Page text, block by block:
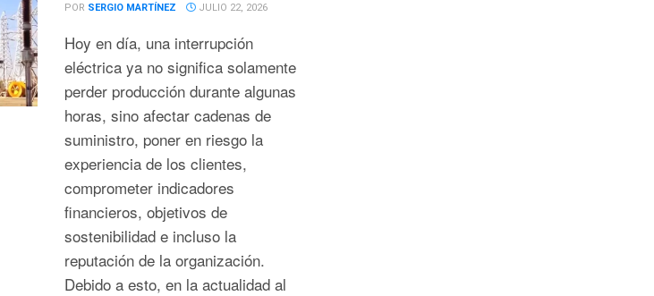
POR SERGIO MARTÍNEZ JULIO 22, 2026
Hoy en día, una interrupción
eléctrica ya no significa solamente
perder producción durante algunas
horas, sino afectar cadenas de
suministro, poner en riesgo la
experiencia de los clientes,
comprometer indicadores
financieros, objetivos de
sostenibilidad e incluso la
reputación de la organización.
Debido a esto, en la actualidad al